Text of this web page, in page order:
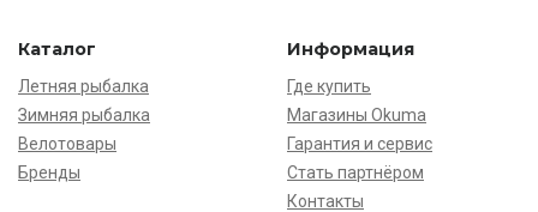
Каталог
Летняя рыбалка
Зимняя рыбалка
Велотовары
Бренды
Информация
Где купить
Магазины Okuma
Гарантия и сервис
Стать партнёром
Контакты